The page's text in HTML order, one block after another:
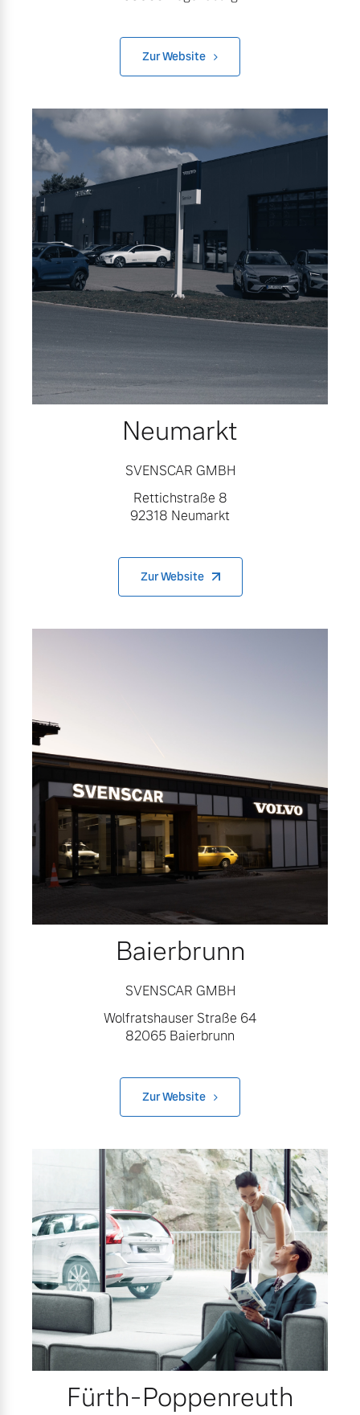
Zur Website
Neumarkt
SVENSCAR GMBH
Rettichstraße 8
92318 Neumarkt
Zur Website
Baierbrunn
SVENSCAR GMBH
Wolfratshauser Straße 64
82065 Baierbrunn
Zur Website
Fürth-Poppenreuth